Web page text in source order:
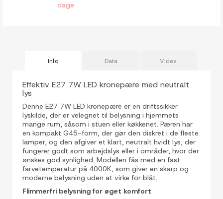
dage
Info Data Videx
Effektiv E27 7W LED kronepære med neutralt
lys
Denne E27 7W LED kronepære er en driftssikker
lyskilde, der er velegnet til belysning i hjemmets
mange rum, såsom i stuen eller køkkenet. Pæren har
en kompakt G45-form, der gør den diskret i de fleste
lamper, og den afgiver et klart, neutralt hvidt lys, der
fungerer godt som arbejdslys eller i områder, hvor der
ønskes god synlighed. Modellen fås med en fast
farvetemperatur på 4000K, som giver en skarp og
moderne belysning uden at virke for blåt.
Flimmerfri belysning for øget komfort